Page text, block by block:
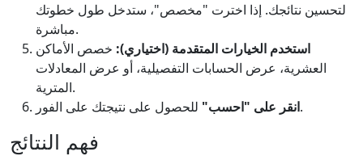
لتحسين نتائجك. إذا اخترت "مخصص"، ستدخل طول خطوتك
مباشرة.
استخدم الخيارات المتقدمة (اختياري): خصص الأماكن
العشرية، عرض الحسابات التفصيلية، أو عرض المعادلات
المترية.
انقر على "احسب"للحصول على نتيجتك على الفور.
فهم النتائج